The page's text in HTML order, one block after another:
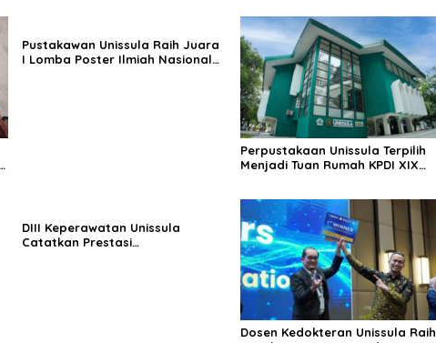
Pustakawan Unissula Raih Juara
I Lomba Poster Ilmiah Nasional
Perpustakaan Unissula Terpilih
Menjadi Tuan Rumah KPDI XIX
DIII Keperawatan Unissula
Catatkan Prestasi
Dosen Kedokteran Unissula Raih